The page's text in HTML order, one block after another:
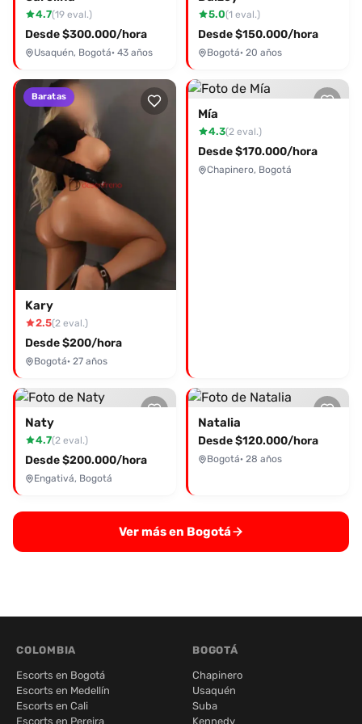
4.7(19 eval.)
Desde $300.000/hora
Usaquén, Bogotá· 43 años
5.0(1 eval.)
Desde $150.000/hora
Bogotá· 20 años
Baratas
Kary
2.5(2 eval.)
Desde $200/hora
Bogotá· 27 años
Mía
4.3(2 eval.)
Desde $170.000/hora
Chapinero, Bogotá
Naty
4.7(2 eval.)
Desde $200.000/hora
Engativá, Bogotá
Natalia
Desde $120.000/hora
Bogotá· 28 años
Ver más en Bogotá
COLOMBIA
Escorts en Bogotá
Escorts en Medellín
Escorts en Cali
Escorts en Pereira
BOGOTÁ
Chapinero
Usaquén
Suba
Kennedy